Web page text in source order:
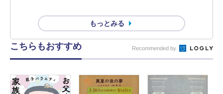
もっとみる
こちらもおすすめ Recommended by